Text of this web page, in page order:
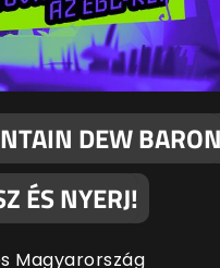
DEW
ÉS NYERJ!
Magyarország